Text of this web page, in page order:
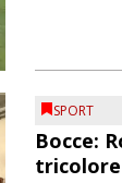
SPORT
Bocce: